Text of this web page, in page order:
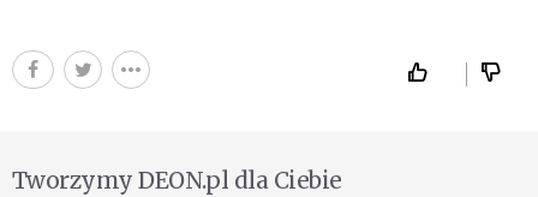
Tworzymy DEON.pl dla Ciebie